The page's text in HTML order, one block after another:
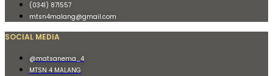
(0341) 871557
mtsn4malang@gmail.com
SOCIAL MEDIA
@matsanema_4
MTSN 4 MALANG